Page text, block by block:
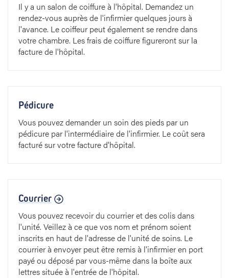
Il y a un salon de coiffure à l'hôpital. Demandez un
rendez-vous auprès de l'infirmier quelques jours à
l'avance. Le coiffeur peut également se rendre dans
votre chambre. Les frais de coiffure figureront sur la
facture de l'hôpital.
Pédicure
Vous pouvez demander un soin des pieds par un
pédicure par l'intermédiaire de l'infirmier. Le coût sera
facturé sur votre facture d'hôpital.
Courrier
Vous pouvez recevoir du courrier et des colis dans
l'unité. Veillez à ce que vos nom et prénom soient
inscrits en haut de l'adresse de l'unité de soins. Le
courrier à envoyer peut être remis à l'infirmier en port
payé ou déposé par vous-même dans la boîte aux
lettres située à l'entrée de l'hôpital.